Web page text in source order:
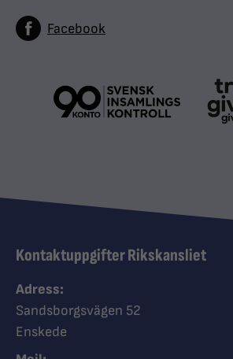
Facebook
Kontaktuppgifter Rikskansliet
Adress:
Sandsborgsvägen 52
Enskede